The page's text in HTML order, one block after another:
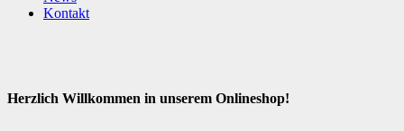
Kontakt
Herzlich Willkommen in unserem Onlineshop!